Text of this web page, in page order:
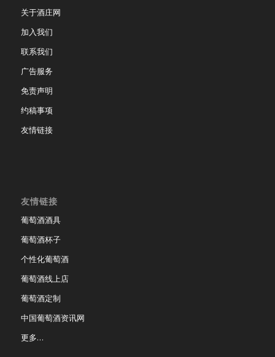
关于酒庄网
加入我们
联系我们
广告服务
免责声明
约稿事项
友情链接
友情链接
葡萄酒酒具
葡萄酒杯子
个性化葡萄酒
葡萄酒线上店
葡萄酒定制
中国葡萄酒资讯网
更多…